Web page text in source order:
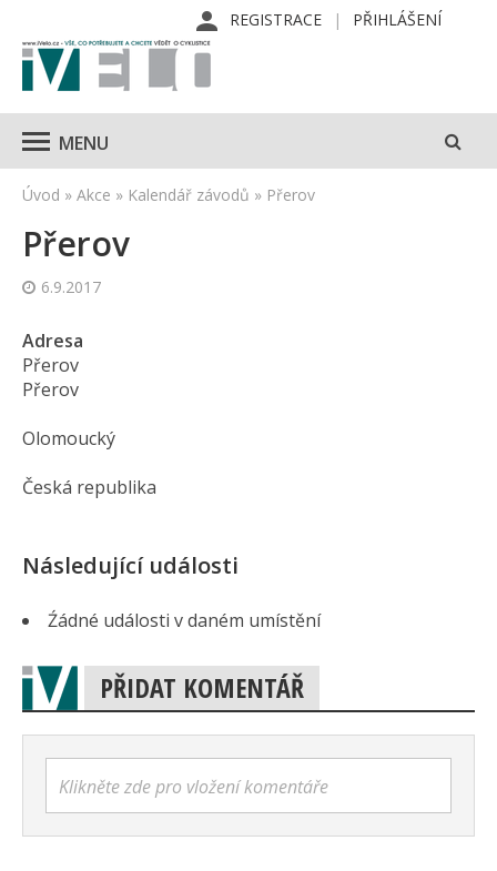
REGISTRACE PŘIHLÁŠENÍ
MENU
Úvod » Akce » Kalendář závodů » Přerov
Přerov
6.9.2017
Adresa
Přerov
Přerov
Olomoucký
Česká republika
Následující události
Źádné události v daném umístění
PŘIDAT KOMENTÁŘ
Klikněte zde pro vložení komentáře